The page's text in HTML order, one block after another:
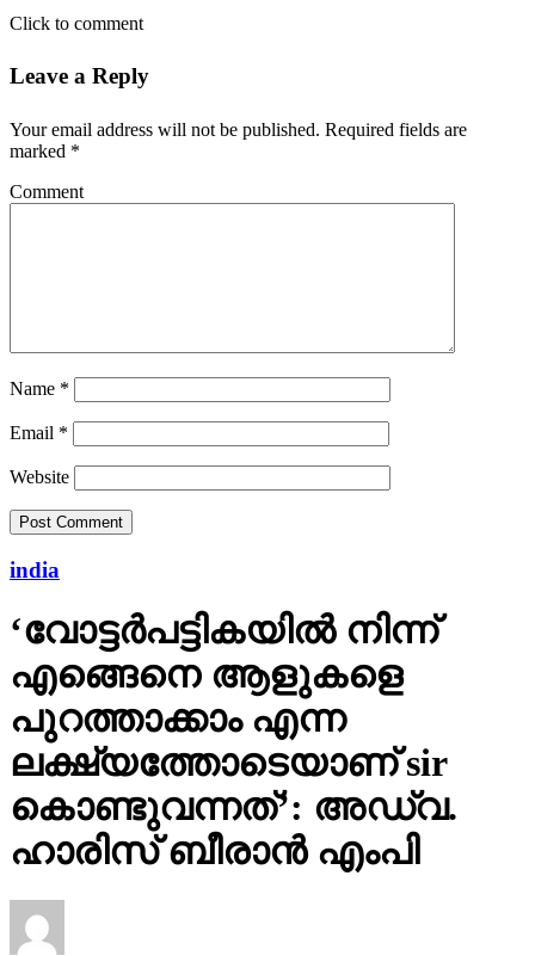
Click to comment
Leave a Reply
Your email address will not be published. Required fields are
marked *
Comment
Name *
Email *
Website
india
‘വോട്ടര്‍പട്ടികയില്‍ നിന്ന്
എങ്ങെനെ ആളുകളെ
പുറത്താക്കാം എന്ന
ലക്ഷ്യത്തോടെയാണ് sir
കൊണ്ടുവന്നത്’: അഡ്വ.
ഹാരിസ് ബീരാൻ എംപി